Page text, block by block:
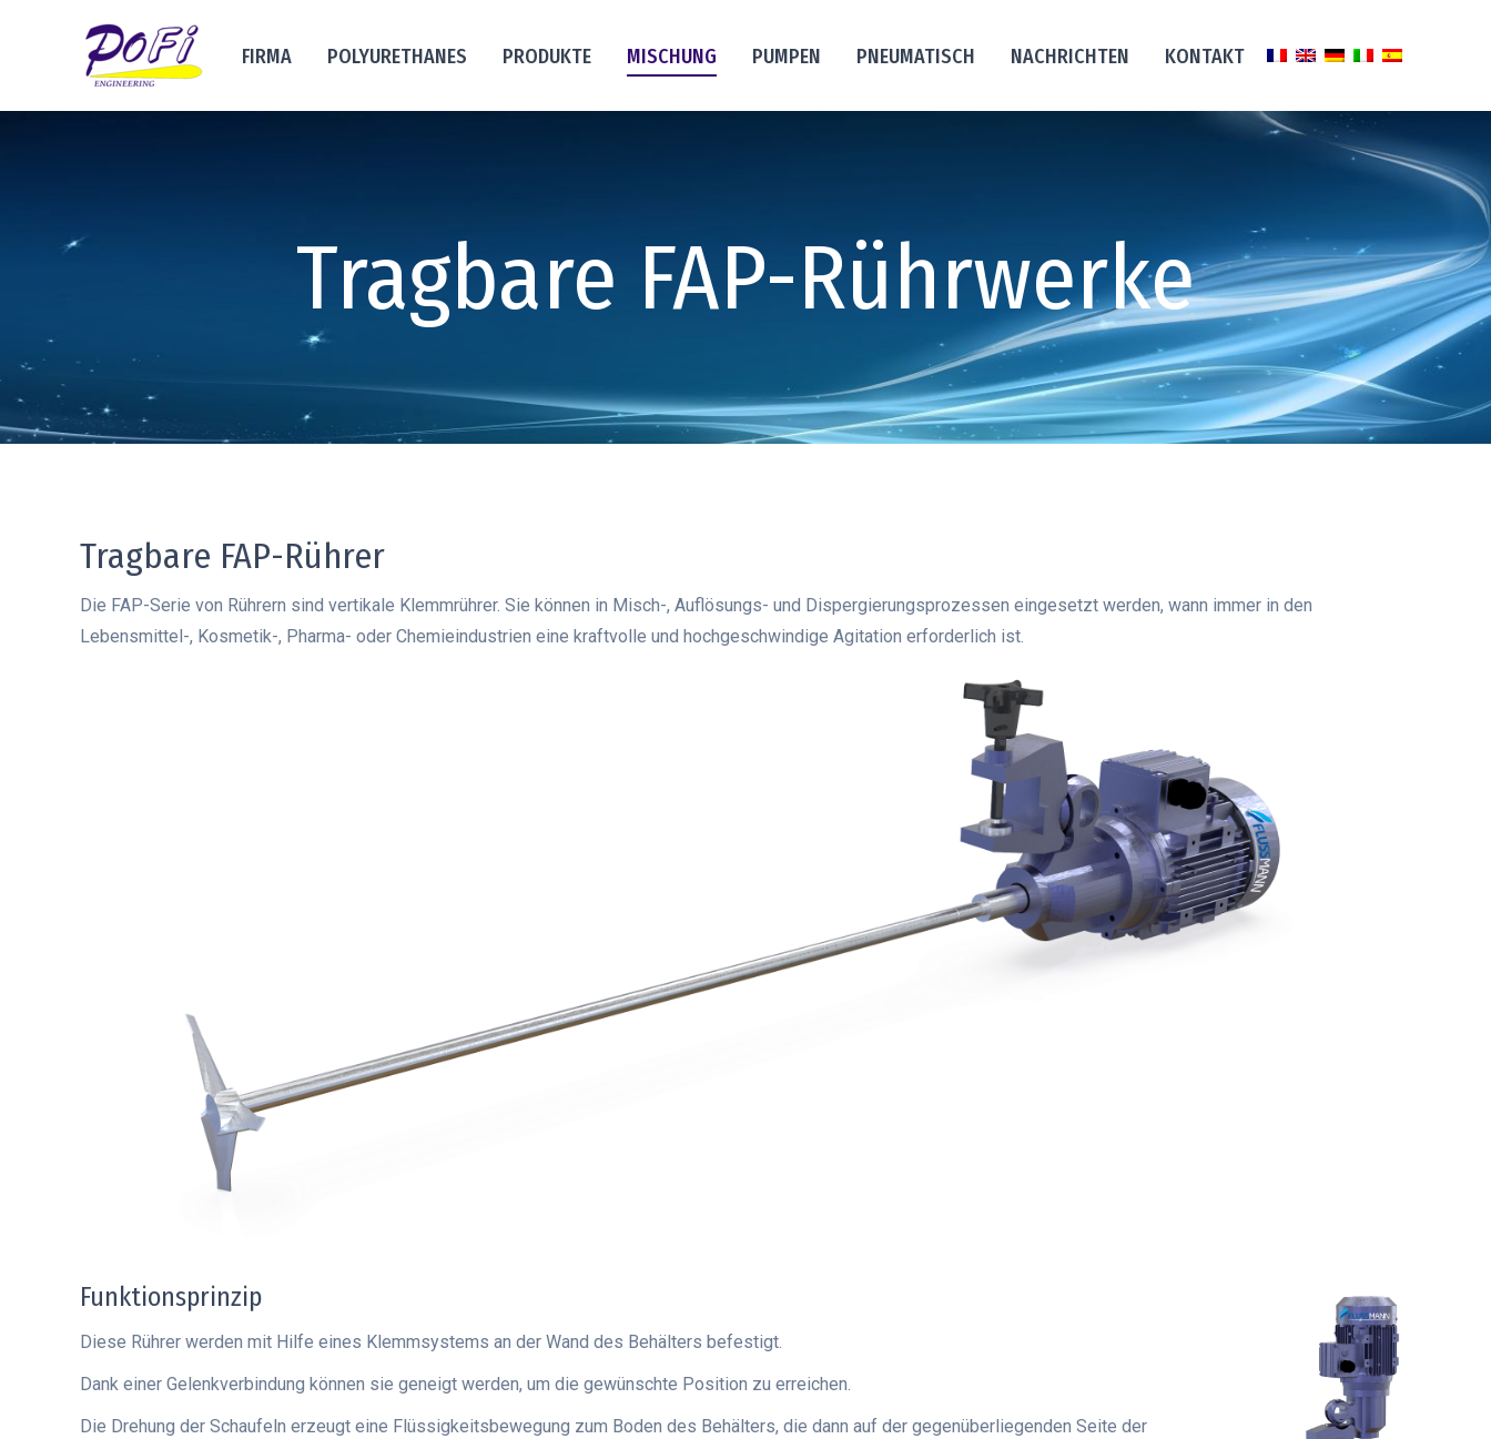
FIRMA POLYURETHANES PRODUKTE MISCHUNG PUMPEN PNEUMATISCH NACHRICHTEN KONTAKT
Tragbare FAP-Rührwerke
Tragbare FAP-Rührer
Die FAP-Serie von Rührern sind vertikale Klemmrührer. Sie können in Misch-, Auflösungs- und Dispergierungsprozessen eingesetzt werden, wann immer in den
Lebensmittel-, Kosmetik-, Pharma- oder Chemieindustrien eine kraftvolle und hochgeschwindige Agitation erforderlich ist.
Funktionsprinzip
Diese Rührer werden mit Hilfe eines Klemmsystems an der Wand des Behälters befestigt.
Dank einer Gelenkverbindung können sie geneigt werden, um die gewünschte Position zu erreichen.
Die Drehung der Schaufeln erzeugt eine Flüssigkeitsbewegung zum Boden des Behälters, die dann auf der gegenüberliegenden Seite der